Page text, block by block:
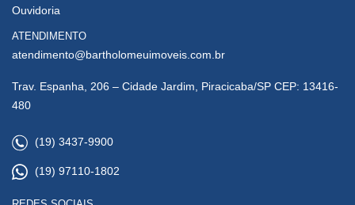
Ouvidoria
ATENDIMENTO
atendimento@bartholomeuimoveis.com.br
Trav. Espanha, 206 – Cidade Jardim, Piracicaba/SP CEP: 13416-
480
(19) 3437-9900
(19) 97110-1802